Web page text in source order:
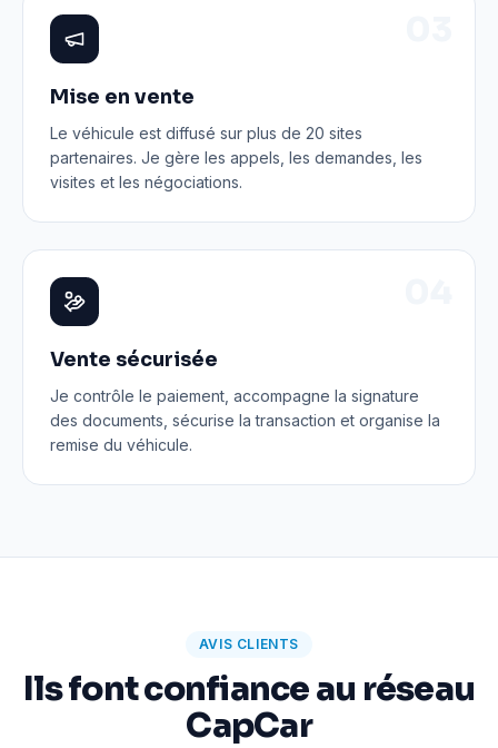
Mise en vente
Le véhicule est diffusé sur plus de 20 sites
partenaires. Je gère les appels, les demandes, les
visites et les négociations.
Vente sécurisée
Je contrôle le paiement, accompagne la signature
des documents, sécurise la transaction et organise la
remise du véhicule.
AVIS CLIENTS
Ils font confiance au réseau
CapCar